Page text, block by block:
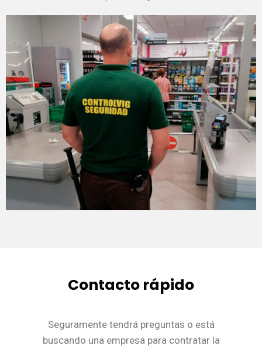
Contacto rápido
Seguramente tendrá preguntas o está
buscando una empresa para contratar la